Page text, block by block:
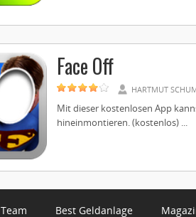
Face Off
HARTMUT
Mit dieser kostenlosen App
hineinmontieren. (kostenlos) ...
Team Best Geldanlage